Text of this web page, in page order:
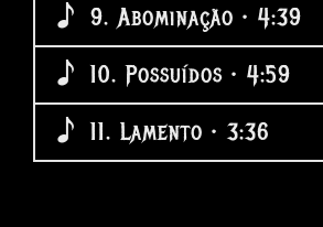
9. Abominação • 4:39
10. Possuídos • 4:59
11. Lamento • 3:36